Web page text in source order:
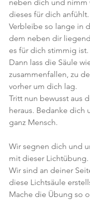
neben dich und nimm
dieses für dich anfühlt.
Verbleibe so lange in
dem neben dir
es für dich stimmig ist.
Dann lass die Säule
zusammenfallen, zu
vorher um dich lag.
Tritt nun bewusst aus
heraus. Bedanke dich
ganz Mensch.
Wir segnen dich und
mit dieser Lichtübung.
Wir sind an deiner
diese Lichtsäule
Mache die Übung so